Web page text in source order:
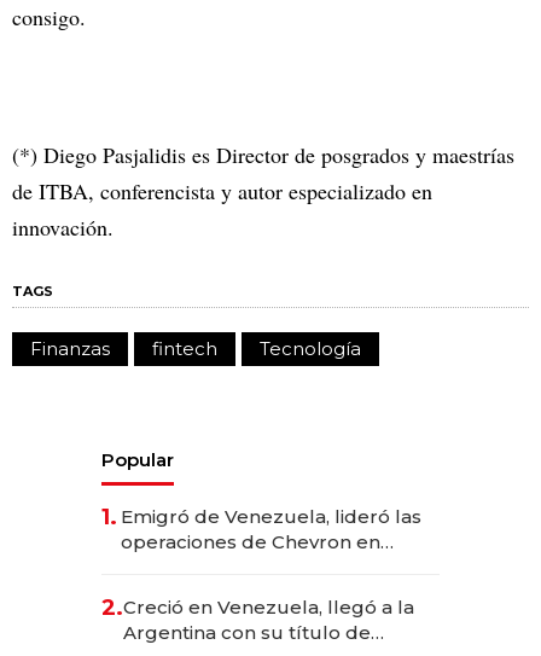
consigo.
(*) Diego Pasjalidis es Director de posgrados y maestrías
de ITBA, conferencista y autor especializado en
innovación.
TAGS
Finanzas fintech Tecnología
Popular
1. Emigró de Venezuela, lideró las
operaciones de Chevron en
2.Creció en Venezuela, llegó a la
Argentina con su título de